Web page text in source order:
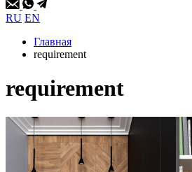
RU EN
Главная
requirement
requirement